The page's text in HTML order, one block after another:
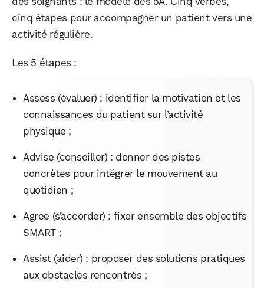
cinq étapes pour accompagner un patient vers une
activité régulière.
Les 5 étapes :
Assess (évaluer) : identifier la motivation et les
connaissances du patient sur l’activité
physique ;
Advise (conseiller) : donner des pistes
concrètes pour intégrer le mouvement au
quotidien ;
Agree (s’accorder) : fixer ensemble des objectifs
SMART ;
Assist (aider) : proposer des solutions pratiques
aux obstacles rencontrés ;